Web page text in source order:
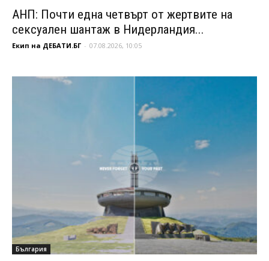
АНП: Почти една четвърт от жертвите на
сексуален шантаж в Нидерландия...
Екип на ДЕБАТИ.БГ - 07.08.2026, 10:05
България